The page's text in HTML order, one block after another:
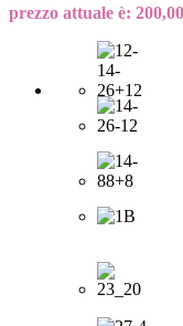
prezzo attuale è: